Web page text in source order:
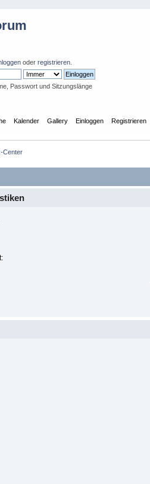
oderregistrieren
Passwort und Sitzungslänge
Kalender Gallery Einloggen Registrieren
Center